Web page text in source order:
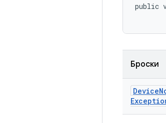
public
Броски
Device